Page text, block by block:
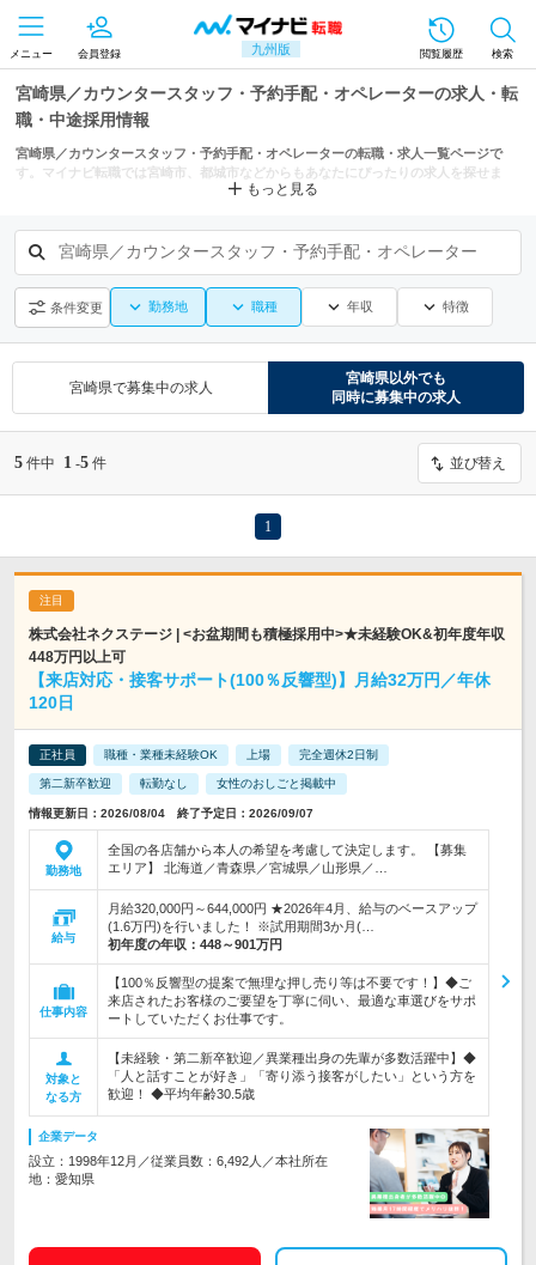
九州版
メニュー 会員登録 閲覧履歴 検索
宮崎県／カウンタースタッフ・予約手配・オペレーターの求人・転
職・中途採用情報
宮崎県／カウンタースタッフ・予約手配・オペレーターの転職・求人一覧ページで
す。マイナビ転職では宮崎市、都城市などからもあなたにぴったりの求人を探せま
もっと見る
宮崎県／カウンタースタッフ・予約手配・オペレーター
条件変更 勤務地 職種 年収 特徴
宮崎県で募集中の求人
宮崎県以外でも
同時に募集中の求人
5 件中 1 -5 件 並び替え
1
株式会社ネクステージ | <お盆期間も積極採用中>★未経験OK&初年度年収
448万円以上可
【来店対応・接客サポート(100％反響型)】月給32万円／年休
120日
正社員 職種・業種未経験OK 上場 完全週休2日制
第二新卒歓迎 転勤なし 女性のおしごと掲載中
情報更新日：2026/08/04 終了予定日：2026/09/07
勤務地
全国の各店舗から本人の希望を考慮して決定します。 【募集
エリア】 北海道／青森県／宮城県／山形県／…
給与
月給320,000円～644,000円 ★2026年4月、給与のベースアップ
(1.6万円)を行いました！ ※試用期間3か月(…
初年度の年収： 448～901万円
仕事内容
【100％反響型の提案で無理な押し売り等は不要です！】◆ご
来店されたお客様のご要望を丁寧に伺い、最適な車選びをサポ
ートしていただくお仕事です。
対象と
なる方
【未経験・第二新卒歓迎／異業種出身の先輩が多数活躍中】◆
「人と話すことが好き」「寄り添う接客がしたい」という方を
歓迎！ ◆平均年齢30.5歳
企業データ
設立：1998年12月／従業員数：6,492人／本社所在
地：愛知県